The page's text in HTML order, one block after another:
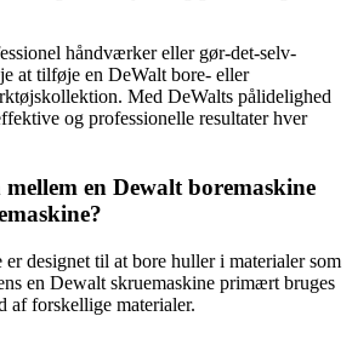
håndværker eller gør-det-selv-
at tilføje en DeWalt bore- eller
Med DeWalts pålidelighed
og professionelle resultater hver
en Dewalt boremaskine
designet til at bore huller i materialer som
en Dewalt skruemaskine primært bruges
af forskellige materialer.